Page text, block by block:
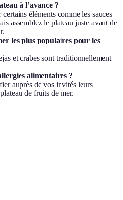
à l’avance ?
éléments comme les sauces
assemblez le plateau juste avant de
les plus populaires pour les
et crabes sont traditionnellement
alimentaires ?
auprès de vos invités leurs
de fruits de mer.